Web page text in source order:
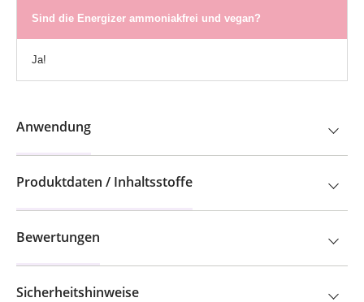
Sind die Energizer ammoniakfrei und vegan?
Ja!
Anwendung
Produktdaten / Inhaltsstoffe
Bewertungen
Sicherheitshinweise